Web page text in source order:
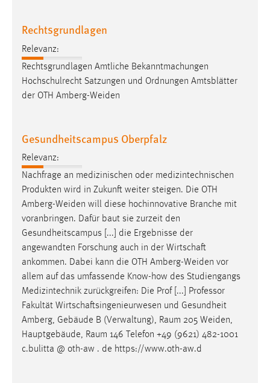
Rechtsgrundlagen
Relevanz:
Rechtsgrundlagen Amtliche Bekanntmachungen
Hochschulrecht Satzungen und Ordnungen Amtsblätter
der OTH Amberg-Weiden
Gesundheitscampus Oberpfalz
Relevanz:
Nachfrage an medizinischen oder medizintechnischen
Produkten wird in Zukunft weiter steigen. Die OTH
Amberg-Weiden will diese hochinnovative Branche mit
voranbringen. Dafür baut sie zurzeit den
Gesundheitscampus [...] die Ergebnisse der
angewandten Forschung auch in der Wirtschaft
ankommen. Dabei kann die OTH Amberg-Weiden vor
allem auf das umfassende Know-how des Studiengangs
Medizintechnik zurückgreifen: Die Prof [...] Professor
Fakultät Wirtschaftsingenieurwesen und Gesundheit
Amberg, Gebäude B (Verwaltung), Raum 205 Weiden,
Hauptgebäude, Raum 146 Telefon +49 (9621) 482-1001
c.bulitta @ oth-aw . de https://www.oth-aw.d